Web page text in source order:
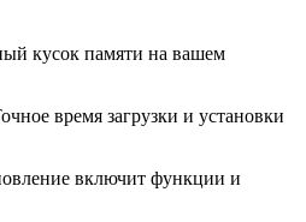
кусок памяти на вашем
время загрузки и установки
включит функции и